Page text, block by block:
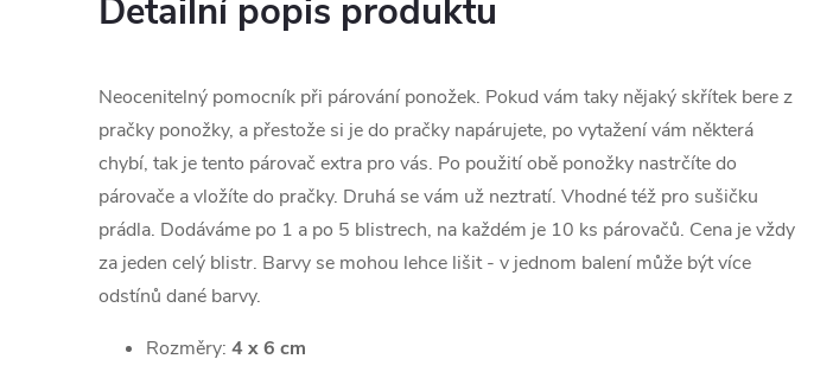
Detailní popis produktu
Neocenitelný pomocník při párování ponožek. Pokud vám taky nějaký skřítek bere z
pračky ponožky, a přestože si je do pračky napárujete, po vytažení vám některá
chybí, tak je tento párovač extra pro vás. Po použití obě ponožky nastrčíte do
párovače a vložíte do pračky. Druhá se vám už neztratí. Vhodné též pro sušičku
prádla. Dodáváme po 1 a po 5 blistrech, na každém je 10 ks párovačů. Cena je vždy
za jeden celý blistr. Barvy se mohou lehce lišit - v jednom balení může být více
odstínů dané barvy.
Rozměry: 4 x 6 cm